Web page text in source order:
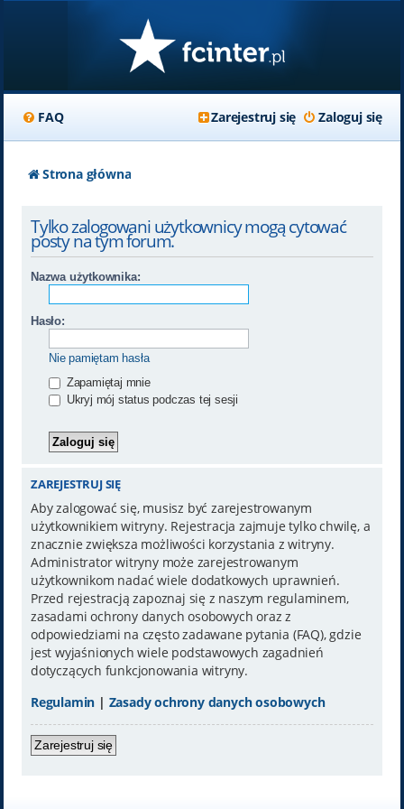
FAQ Zaloguj się
Zarejestruj się
Strona główna
Tylko zalogowani użytkownicy mogą cytować
posty na tym forum.
Nazwa użytkownika:
Hasło:
Nie pamiętam hasła
Zapamiętaj mnie
Ukryj mój status podczas tej sesji
ZAREJESTRUJ SIĘ
Aby zalogować się, musisz być zarejestrowanym
użytkownikiem witryny. Rejestracja zajmuje tylko chwilę, a
znacznie zwiększa możliwości korzystania z witryny.
Administrator witryny może zarejestrowanym
użytkownikom nadać wiele dodatkowych uprawnień.
Przed rejestracją zapoznaj się z naszym regulaminem,
zasadami ochrony danych osobowych oraz z
odpowiedziami na często zadawane pytania (FAQ), gdzie
jest wyjaśnionych wiele podstawowych zagadnień
dotyczących funkcjonowania witryny.
Regulamin | Zasady ochrony danych osobowych
Zarejestruj się